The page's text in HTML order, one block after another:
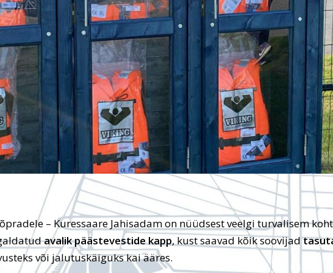
– Kuressaare Jahisadam on nüüdsest veelgi turvalisem
avalik päästevestide kapp, kust saavad kõik soovijad
või jalutuskäiguks kai ääres.